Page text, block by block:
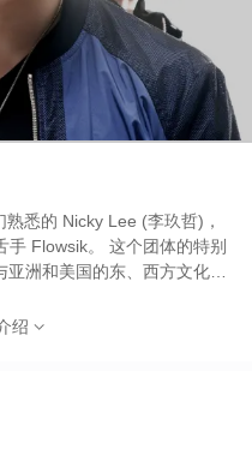
悉的 Nicky Lee (李玖哲)，
Flowsik。 这个团体的特别
洲和美国的东、西方文化，
绍